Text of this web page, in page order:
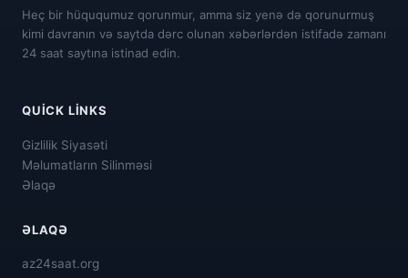
Heç bir hüququmuz qorunmur, amma siz yenə də qorunurmuş
kimi davranın və saytda dərc olunan xəbərlərdən istifadə zamanı
24 saat saytına istinad edin.
QUICK LINKS
Gizlilik Siyasəti
Məlumatların Silinməsi
Əlaqə
ƏLAQƏ
az24saat.org